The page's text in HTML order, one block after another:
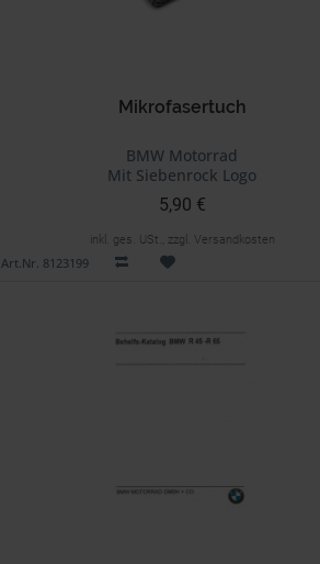
Mikrofasertuch
BMW Motorrad
Mit Siebenrock Logo
5,90 €
inkl. ges. USt., zzgl. Versandkosten
Art.Nr. 8123199